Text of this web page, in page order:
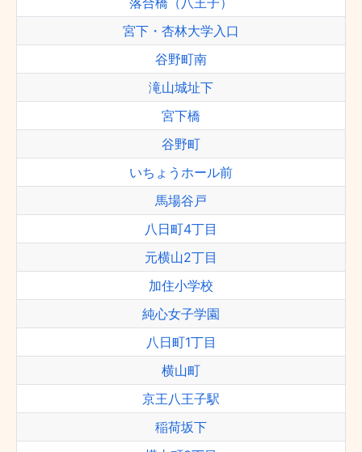
宮下・杏林大学入口
谷野町南
滝山城址下
宮下橋
谷野町
いちょうホール前
馬場谷戸
八日町4丁目
元横山2丁目
加住小学校
純心女子学園
八日町1丁目
横山町
京王八王子駅
稲荷坂下